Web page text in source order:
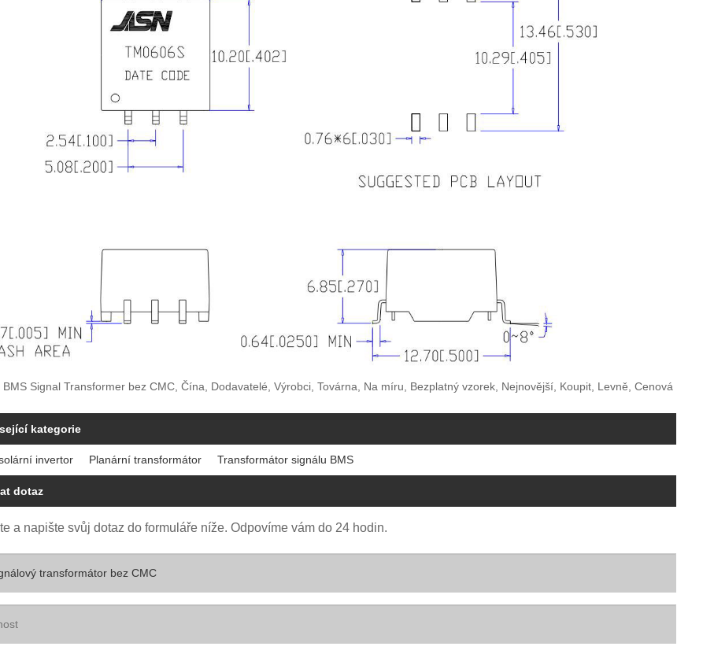
BMS Signal Transformer bez CMC, Čína, Dodavatelé, Výrobci, Továrna, Na míru, Bezplatný vzorek, Nejnovější, Koupit, Levně, Cenová
kategorie
invertor Planární transformátor Transformátor signálu BMS
dotaz
a napište svůj dotaz do formuláře níže. Odpovíme vám do 24 hodin.